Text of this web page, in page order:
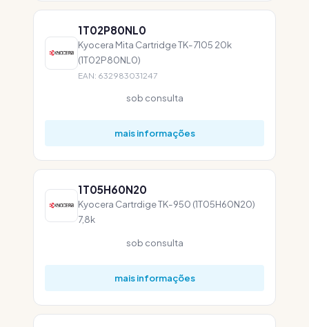
1T02P80NL0
Kyocera Mita Cartridge TK-7105 20k
(1T02P80NL0)
EAN: 632983031247
sob consulta
mais informações
1T05H60N20
Kyocera Cartrdige TK-950 (1T05H60N20)
7,8k
sob consulta
mais informações